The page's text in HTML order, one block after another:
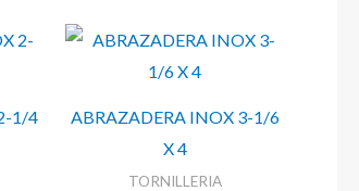
1/4
ABRAZADERA INOX 3-1/6
X 4
TORNILLERIA